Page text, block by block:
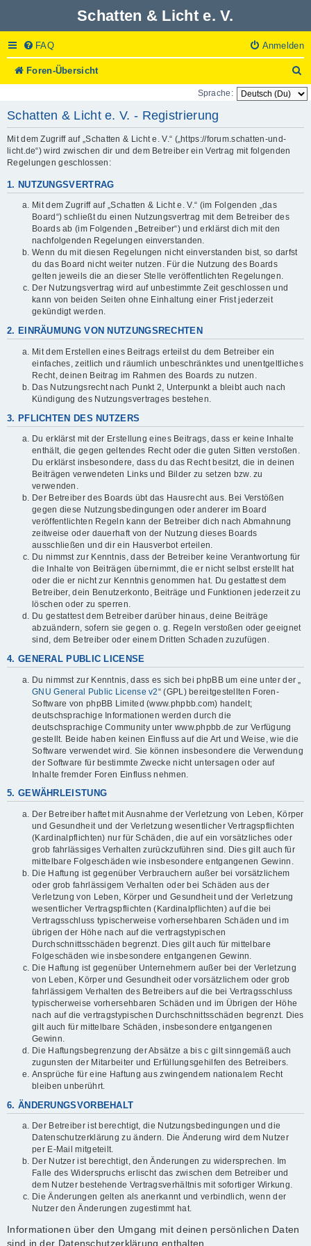
Schatten & Licht e. V.
FAQ Anmelden
Foren-Übersicht
u
c
Sprache:
Schatten & Licht e. V. - Registrierung
Mit dem Zugriff auf „Schatten & Licht e. V.“ („https://forum.schatten-und-
licht.de“) wird zwischen dir und dem Betreiber ein Vertrag mit folgenden
Regelungen geschlossen:
1. NUTZUNGSVERTRAG
Mit dem Zugriff auf „Schatten & Licht e. V.“ (im Folgenden „das
Board“) schließt du einen Nutzungsvertrag mit dem Betreiber des
Boards ab (im Folgenden „Betreiber“) und erklärst dich mit den
nachfolgenden Regelungen einverstanden.
Wenn du mit diesen Regelungen nicht einverstanden bist, so darfst
du das Board nicht weiter nutzen. Für die Nutzung des Boards
gelten jeweils die an dieser Stelle veröffentlichten Regelungen.
Der Nutzungsvertrag wird auf unbestimmte Zeit geschlossen und
kann von beiden Seiten ohne Einhaltung einer Frist jederzeit
gekündigt werden.
2. EINRÄUMUNG VON NUTZUNGSRECHTEN
Mit dem Erstellen eines Beitrags erteilst du dem Betreiber ein
einfaches, zeitlich und räumlich unbeschränktes und unentgeltliches
Recht, deinen Beitrag im Rahmen des Boards zu nutzen.
Das Nutzungsrecht nach Punkt 2, Unterpunkt a bleibt auch nach
Kündigung des Nutzungsvertrages bestehen.
3. PFLICHTEN DES NUTZERS
Du erklärst mit der Erstellung eines Beitrags, dass er keine Inhalte
enthält, die gegen geltendes Recht oder die guten Sitten verstoßen.
Du erklärst insbesondere, dass du das Recht besitzt, die in deinen
Beiträgen verwendeten Links und Bilder zu setzen bzw. zu
verwenden.
Der Betreiber des Boards übt das Hausrecht aus. Bei Verstößen
gegen diese Nutzungsbedingungen oder anderer im Board
veröffentlichten Regeln kann der Betreiber dich nach Abmahnung
zeitweise oder dauerhaft von der Nutzung dieses Boards
ausschließen und dir ein Hausverbot erteilen.
Du nimmst zur Kenntnis, dass der Betreiber keine Verantwortung für
die Inhalte von Beiträgen übernimmt, die er nicht selbst erstellt hat
oder die er nicht zur Kenntnis genommen hat. Du gestattest dem
Betreiber, dein Benutzerkonto, Beiträge und Funktionen jederzeit zu
löschen oder zu sperren.
Du gestattest dem Betreiber darüber hinaus, deine Beiträge
abzuändern, sofern sie gegen o. g. Regeln verstoßen oder geeignet
sind, dem Betreiber oder einem Dritten Schaden zuzufügen.
4. GENERAL PUBLIC LICENSE
Du nimmst zur Kenntnis, dass es sich bei phpBB um eine unter der „
GNU General Public License v2“ (GPL) bereitgestellten Foren-
Software von phpBB Limited (www.phpbb.com) handelt;
deutschsprachige Informationen werden durch die
deutschsprachige Community unter www.phpbb.de zur Verfügung
gestellt. Beide haben keinen Einfluss auf die Art und Weise, wie die
Software verwendet wird. Sie können insbesondere die Verwendung
der Software für bestimmte Zwecke nicht untersagen oder auf
Inhalte fremder Foren Einfluss nehmen.
5. GEWÄHRLEISTUNG
Der Betreiber haftet mit Ausnahme der Verletzung von Leben, Körper
und Gesundheit und der Verletzung wesentlicher Vertragspflichten
(Kardinalpflichten) nur für Schäden, die auf ein vorsätzliches oder
grob fahrlässiges Verhalten zurückzuführen sind. Dies gilt auch für
mittelbare Folgeschäden wie insbesondere entgangenen Gewinn.
Die Haftung ist gegenüber Verbrauchern außer bei vorsätzlichem
oder grob fahrlässigem Verhalten oder bei Schäden aus der
Verletzung von Leben, Körper und Gesundheit und der Verletzung
wesentlicher Vertragspflichten (Kardinalpflichten) auf die bei
Vertragsschluss typischerweise vorhersehbaren Schäden und im
übrigen der Höhe nach auf die vertragstypischen
Durchschnittsschäden begrenzt. Dies gilt auch für mittelbare
Folgeschäden wie insbesondere entgangenen Gewinn.
Die Haftung ist gegenüber Unternehmern außer bei der Verletzung
von Leben, Körper und Gesundheit oder vorsätzlichem oder grob
fahrlässigem Verhalten des Betreibers auf die bei Vertragsschluss
typischerweise vorhersehbaren Schäden und im Übrigen der Höhe
nach auf die vertragstypischen Durchschnittsschäden begrenzt. Dies
gilt auch für mittelbare Schäden, insbesondere entgangenen
Gewinn.
Die Haftungsbegrenzung der Absätze a bis c gilt sinngemäß auch
zugunsten der Mitarbeiter und Erfüllungsgehilfen des Betreibers.
Ansprüche für eine Haftung aus zwingendem nationalem Recht
bleiben unberührt.
6. ÄNDERUNGSVORBEHALT
Der Betreiber ist berechtigt, die Nutzungsbedingungen und die
Datenschutzerklärung zu ändern. Die Änderung wird dem Nutzer
per E-Mail mitgeteilt.
Der Nutzer ist berechtigt, den Änderungen zu widersprechen. Im
Falle des Widerspruchs erlischt das zwischen dem Betreiber und
dem Nutzer bestehende Vertragsverhältnis mit sofortiger Wirkung.
Die Änderungen gelten als anerkannt und verbindlich, wenn der
Nutzer den Änderungen zugestimmt hat.
Informationen über den Umgang mit deinen persönlichen Daten
sind in der Datenschutzerklärung enthalten.